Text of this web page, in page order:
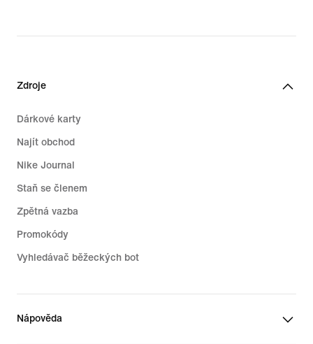
Zdroje
Dárkové karty
Najít obchod
Nike Journal
Staň se členem
Zpětná vazba
Promokódy
Vyhledávač běžeckých bot
Nápověda